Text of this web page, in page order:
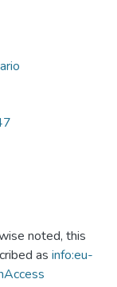
noted, this
as info:eu-